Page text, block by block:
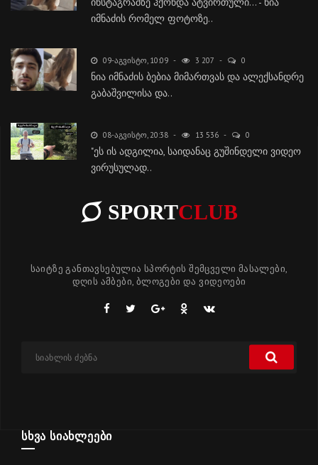
იმნაძის რომელ ფოტოზე..
09-ᲐᲒᲕᲘᲡᲢᲝ, 10:09 3 207 0
ნია იმნაძის ბებია მიმართვას და ალექსანდრე
გაბაშვილისა და..
08-ᲐᲒᲕᲘᲡᲢᲝ, 20:38 13 536 0
"ეს ის ადგილია, საიდანაც გუშინდელი ვიდეო
ვირუსულად..
SPORTCLUB
საიტზე განთავსებულია სპორტის შემცველი მასალები,
დღის ამბები, ბლოგები და ვიდეოები
ᲡᲮᲕᲐ ᲡᲘᲐᲮᲚᲔᲔᲑᲘ